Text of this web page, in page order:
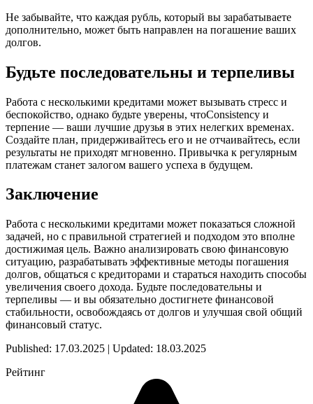
Не забывайте, что каждая рубль, который вы зарабатываете
дополнительно, может быть направлен на погашение ваших
долгов.
Будьте последовательны и терпеливы
Работа с несколькими кредитами может вызывать стресс и
беспокойство, однако будьте уверены, чтоConsistency и
терпение — ваши лучшие друзья в этих нелегких временах.
Создайте план, придерживайтесь его и не отчаивайтесь, если
результаты не приходят мгновенно. Привычка к регулярным
платежам станет залогом вашего успеха в будущем.
Заключение
Работа с несколькими кредитами может показаться сложной
задачей, но с правильной стратегией и подходом это вполне
достижимая цель. Важно анализировать свою финансовую
ситуацию, разрабатывать эффективные методы погашения
долгов, общаться с кредиторами и стараться находить способы
увеличения своего дохода. Будьте последовательны и
терпеливы — и вы обязательно достигнете финансовой
стабильности, освобождаясь от долгов и улучшая свой общий
финансовый статус.
Published: 17.03.2025 | Updated: 18.03.2025
Рейтинг